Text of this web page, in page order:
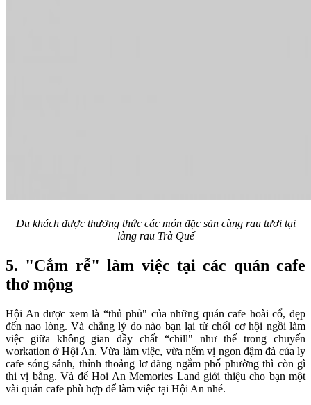
Du khách được thưởng thức các món đặc sản cùng rau tươi tại
làng rau Trà Quế
5. "Cắm rễ" làm việc tại các quán cafe
thơ mộng
Hội An được xem là “thủ phủ" của những quán cafe hoài cổ, đẹp
đến nao lòng. Và chẳng lý do nào bạn lại từ chối cơ hội ngồi làm
việc giữa không gian đầy chất “chill" như thế trong chuyến
workation ở Hội An. Vừa làm việc, vừa nếm vị ngon đậm đà của ly
cafe sóng sánh, thỉnh thoảng lơ đãng ngắm phố phường thì còn gì
thi vị bằng. Và để Hoi An Memories Land giới thiệu cho bạn một
vài quán cafe phù hợp để làm việc tại Hội An nhé.